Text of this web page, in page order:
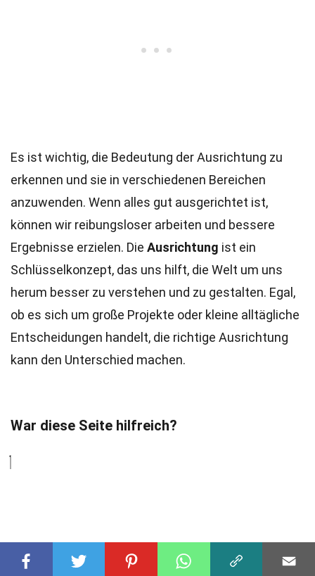
Es ist wichtig, die Bedeutung der Ausrichtung zu
erkennen und sie in verschiedenen Bereichen
anzuwenden. Wenn alles gut ausgerichtet ist,
können wir reibungsloser arbeiten und bessere
Ergebnisse erzielen. Die Ausrichtung ist ein
Schlüsselkonzept, das uns hilft, die Welt um uns
herum besser zu verstehen und zu gestalten. Egal,
ob es sich um große Projekte oder kleine alltägliche
Entscheidungen handelt, die richtige Ausrichtung
kann den Unterschied machen.
War diese Seite hilfreich?